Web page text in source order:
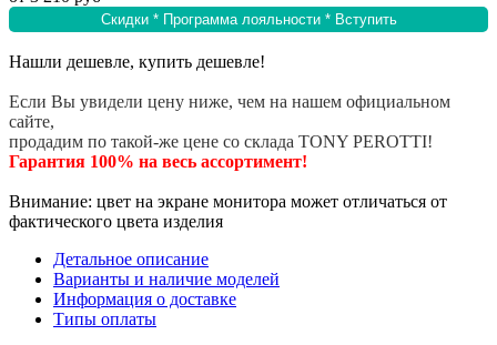
Скидки * Программа лояльности * Вступить
Нашли дешевле, купить дешевле!
Если Вы увидели цену ниже, чем на нашем официальном
сайте,
продадим по такой-же цене со склада TONY PEROTTI!
Гарантия 100% на весь ассортимент!
Внимание: цвет на экране монитора может отличаться от
фактического цвета изделия
Детальное описание
Варианты и наличие моделей
Информация о доставке
Типы оплаты